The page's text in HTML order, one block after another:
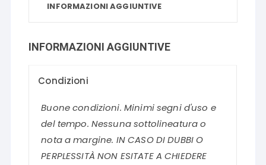
INFORMAZIONI AGGIUNTIVE
INFORMAZIONI AGGIUNTIVE
Condizioni
Buone condizioni. Minimi segni d'uso e
del tempo. Nessuna sottolineatura o
nota a margine. IN CASO DI DUBBI O
PERPLESSITÀ NON ESITATE A CHIEDERE